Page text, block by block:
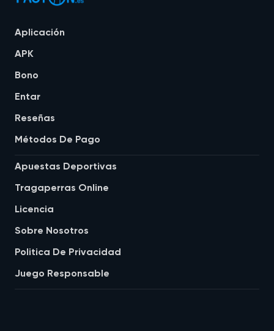
Aplicación
APK
Bono
Entar
Reseñas
Métodos De Pago
Apuestas Deportivas
Tragaperras Online
Licencia
Sobre Nosotros
Politica De Privacidad
Juego Responsable